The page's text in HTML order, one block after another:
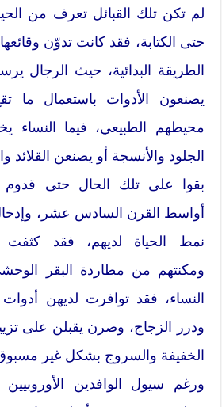
لم تكن تلك القبائل تعرف من
حتى الكتابة، فقد كانت تدوّن
الطريقة البدائية، حيث الرجال
يصنعون الأدوات باستعمال ما
محيطهم الطبيعي، فيما
الجلود والأنسجة أو يصنعن القلائد
بقوا على تلك الحال حتى قدوم
أواسط القرن السادس عشر،
نمط الحياة لديهم، فقد كثفت
ومكنتهم من مطاردة البقر
النساء، فقد توافرت لديهن أدوات
ودرر الزجاج، وصرن يقبلن على
الخفيفة والسروج بشكل غير
ورغم سيول الوافدين